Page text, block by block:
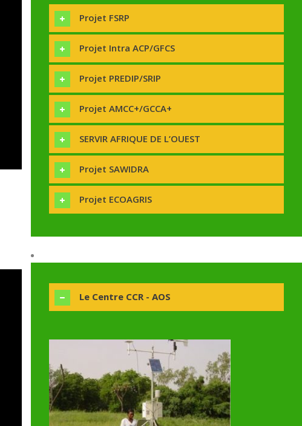
Projet FSRP
Projet Intra ACP/GFCS
Projet PREDIP/SRIP
Projet AMCC+/GCCA+
SERVIR AFRIQUE DE L’OUEST
Projet SAWIDRA
Projet ECOAGRIS
Le Centre CCR - AOS